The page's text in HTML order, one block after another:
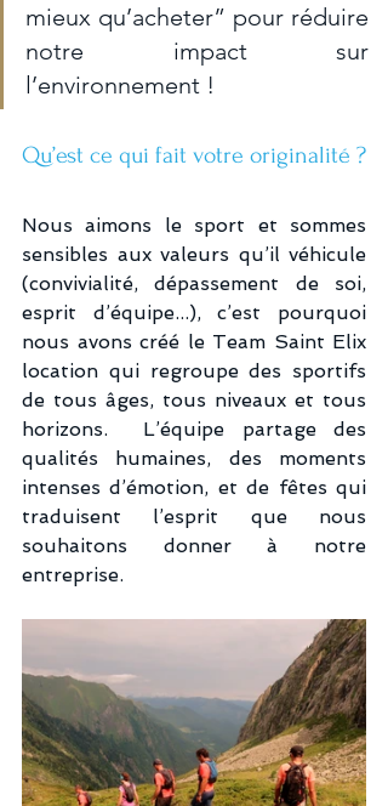
mieux qu’acheter” pour réduire
notre impact sur
l’environnement !
Qu’est ce qui fait votre originalité ?
Nous aimons le sport et sommes
sensibles aux valeurs qu’il véhicule
(convivialité, dépassement de soi,
esprit d’équipe...), c’est pourquoi
nous avons créé le Team Saint Elix
location qui regroupe des sportifs
de tous âges, tous niveaux et tous
horizons.  L’équipe partage des
qualités humaines, des moments
intenses d’émotion, et de fêtes qui
traduisent l’esprit que nous
souhaitons donner à notre
entreprise.